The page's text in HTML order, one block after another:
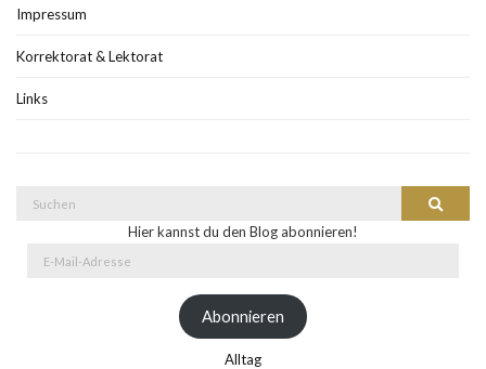
Impressum
Korrektorat & Lektorat
Links
Suche
Suchen
Hier kannst du den Blog abonnieren!
Abonnieren
Alltag